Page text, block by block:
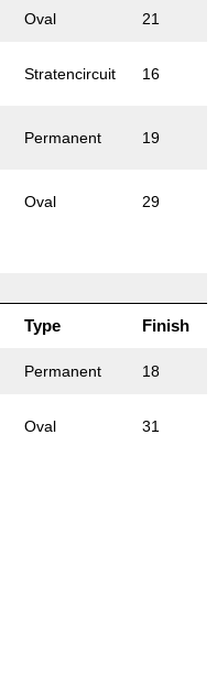
Oval 21
Stratencircuit 16
Permanent 19
Oval 29
Type Finish
Permanent 18
Oval 31